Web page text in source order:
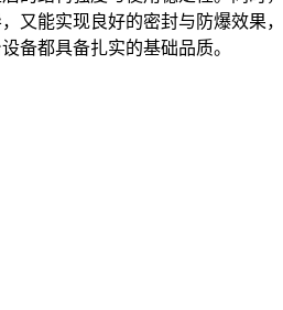
又能实现良好的密封与防爆效果
备都具备扎实的基础品质。